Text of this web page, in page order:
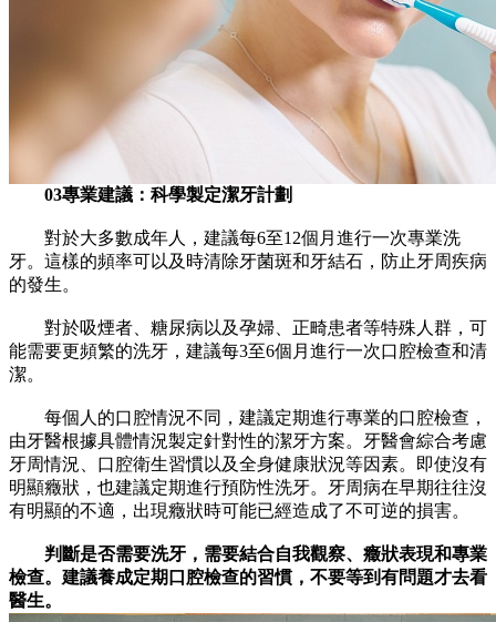
03專業建議：科學製定潔牙計劃
對於大多數成年人，建議每6至12個月進行一次專業洗
牙。這樣的頻率可以及時清除牙菌斑和牙結石，防止牙周疾病
的發生。
對於吸煙者、糖尿病以及孕婦、正畸患者等特殊人群，可
能需要更頻繁的洗牙，建議每3至6個月進行一次口腔檢查和清
潔。
每個人的口腔情況不同，建議定期進行專業的口腔檢查，
由牙醫根據具體情況製定針對性的潔牙方案。牙醫會綜合考慮
牙周情況、口腔衛生習慣以及全身健康狀況等因素。即使沒有
明顯癥狀，也建議定期進行預防性洗牙。牙周病在早期往往沒
有明顯的不適，出現癥狀時可能已經造成了不可逆的損害。
判斷是否需要洗牙，需要結合自我觀察、癥狀表現和專業
檢查。建議養成定期口腔檢查的習慣，不要等到有問題才去看
醫生。